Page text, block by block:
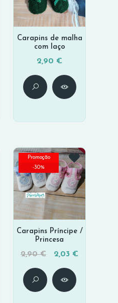
Carapins de malha
com laço
2,90 €
Promoção
-30%
Carapins Príncipe /
Princesa
2,90 € 2,03 €